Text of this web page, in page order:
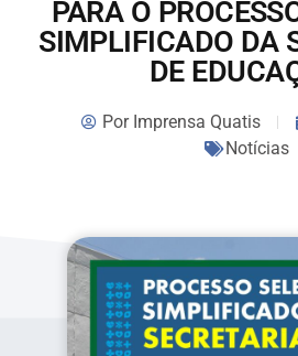
PARA O
SIMPLIFICADO DA
DE
PorImprensa Quatis
Notícias